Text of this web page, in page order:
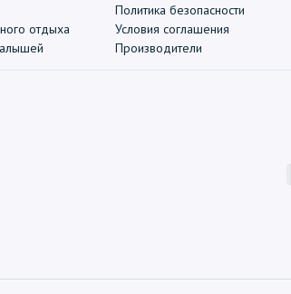
отдыха
Политика безопасности
Условия соглашения
Производители